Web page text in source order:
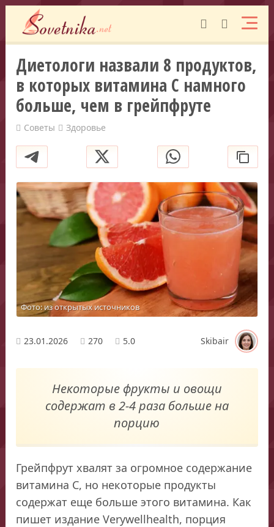
Диетологи назвали 8 продуктов,
в которых витамина С намного
больше, чем в грейпфруте
Советы Здоровье
Фото: из открытых источников
23.01.2026 270 5.0 Skibair
Некоторые фрукты и овощи
содержат в 2-4 раза больше на
порцию
Грейпфрут хвалят за огромное содержание
витамина С, но некоторые продукты
содержат еще больше этого витамина. Как
пишет издание Verywellhealth, порция